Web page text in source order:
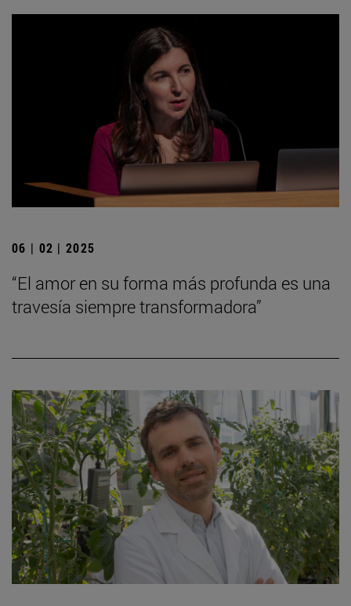
06 | 02 | 2025
“El amor en su forma más profunda es una
travesía siempre transformadora”